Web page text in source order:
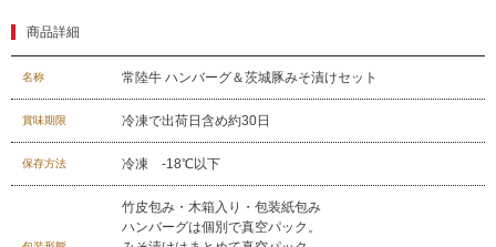
029-254-2441
商品詳細
名称 常陸牛 ハンバーグ＆茨城豚みそ漬けセット
賞味期限 冷凍で出荷日含め約30日
保存方法 冷凍 -18℃以下
竹皮包み・木箱入り・包装紙包み
ハンバーグは個別で真空パック。